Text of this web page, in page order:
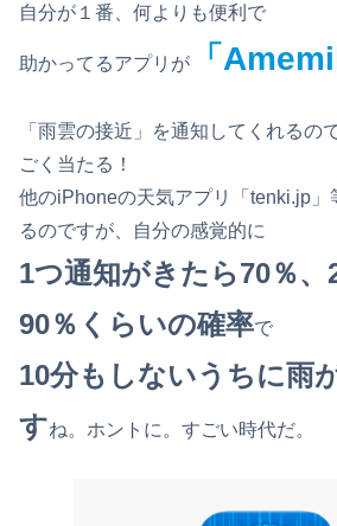
自分が１番、何よりも便利で
助かってるアプリが 「
「雨雲の接近」を通知してくれるの
ごく当たる！
他のiPhoneの天気アプリ「tenki.jp」
るのですが、自分の感覚的に
1つ通知がきたら70％、
90％くらいの確率で
10分もしないうちに雨
すね。ホントに。すごい時代だ。